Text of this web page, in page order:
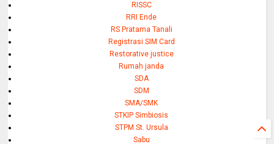
RISSC
RRI Ende
RS Pratama Tanali
Registrasi SIM Card
Restorative justice
Rumah janda
SDA
SDM
SMA/SMK
STKIP Simbiosis
STPM St. Ursula
Sabu